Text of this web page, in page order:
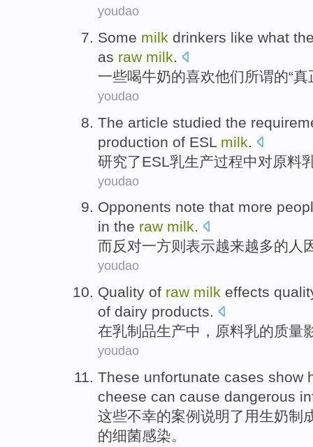
youdao
Some milk drinkers like what
as raw milk.
一些喝牛奶的喜欢他们所谓的“真
youdao
The article studied the
production of ESL milk
研究了ESL 乳生产过程中对原料
youdao
Opponents note that more
in the raw milk.
而反对一方则表示越来越多的 人
youdao
Quality of raw milk effects
of dairy products.
在乳制品生产中， 原料乳的质量
youdao
These unfortunate cases show
cheese can cause dangerous
这些不幸的案例 说明了 用生奶制
的细菌感染。